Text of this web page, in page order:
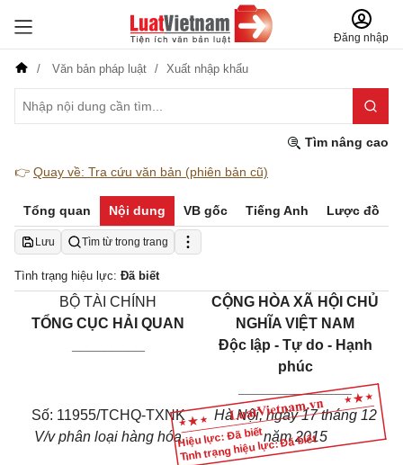
Đăng nhập
Văn bản pháp luật Xuất nhập khẩu
Tìm nâng cao
👉 Quay về: Tra cứu văn bản (phiên bản cũ)
Tổng quan Nội dung VB gốc Tiếng Anh Lược đồ
Lưu Tìm từ trong trang
Tình trạng hiệu lực: Đã biết
Hiệu lực: Đã biết
Tình trạng hiệu lực: Đã biết
BỘ TÀI CHÍNH
TỔNG CỤC HẢI QUAN
CỘNG HÒA XÃ HỘI CHỦ
NGHĨA VIỆT NAM
Độc lập - Tự do - Hạnh
phúc
______________
Số: 11955/TCHQ-TXNK
V/vphân loại hàng hóa
Hà Nội, ngày17tháng12
năm 2015